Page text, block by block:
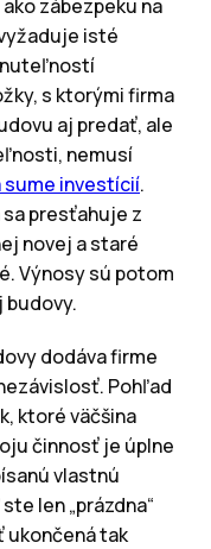
zábezpeku na
isté
s ktorými firma
aj predať, ale
nemusí
sume investícií.
presťahuje z
novej a staré
Výnosy sú potom
budovy.
dodáva firme
Pohľad
ktoré väčšina
činnosť je úplne
vlastnú
len „prázdna“
ukončená tak